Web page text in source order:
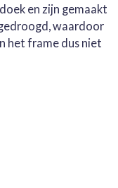
en zijn gemaakt
waardoor
het frame dus niet